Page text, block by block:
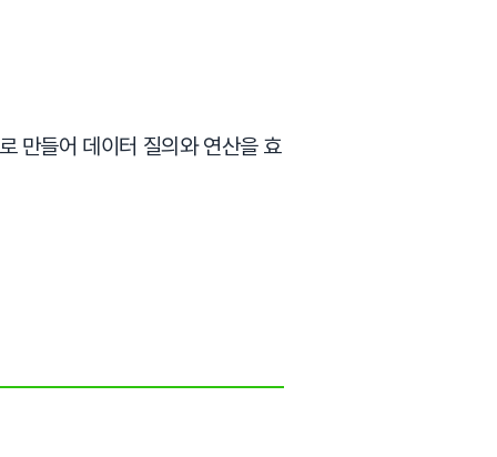
만들어 데이터 질의와 연산을 효